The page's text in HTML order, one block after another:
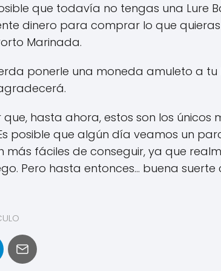
que todavía no tengas una Lure
dinero para comprar lo que
Marinada.
ponerle una moneda amuleto a
que, hasta ahora, estos son los
posible que algún día veamos un
más fáciles de conseguir, ya que
Pero hasta entonces… buena suerte